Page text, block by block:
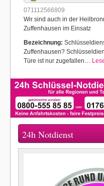
071112566809
Wir sind auch in der
Zuffenhausen im Einsatz
Bezeichnung:
Zuffenhausen?
Türe ist nur zugefallen…
24h Notdienst